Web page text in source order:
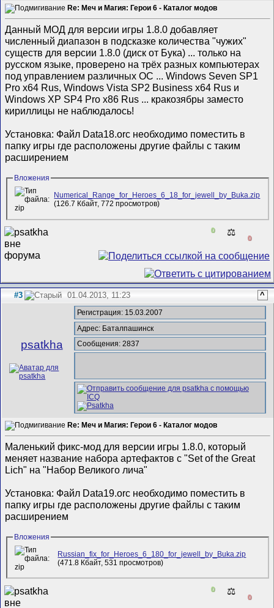
Re: Меч и Магия: Герои 6 - Каталог модов
Данный МОД для версии игры 1.8.0 добавляет
численный диапазон в подсказке количества "чужих"
существ для версии 1.8.0 (диск от Бука) ... только на
русском языке, проверено на трёх разных компьютерах
под управлением различных ОС ... Windows Seven SP1
Pro x64 Rus, Windows Vista SP2 Business x64 Rus и
Windows XP SP4 Pro x86 Rus ... кракозябры заместо
кириллицы не наблюдалось!
Установка: Файл Data18.orc необходимо поместить в
папку игры где расположены другие файлы с таким
расширением
Вложения
Numerical_Range_for_Heroes_6_18_for_jewell_by_Buka.zip
(126.7 Кбайт, 772 просмотров)
0 ⚖️
0
#3 01.04.2013, 11:23 ^
psatkha
Регистрация: 15.03.2007
Адрес: Баталпашинск
Сообщения: 2837
Re: Меч и Магия: Герои 6 - Каталог модов
Маленький фикс-мод для версии игры 1.8.0, который
меняет название набора артефактов с "Set of the Great
Lich" на "Набор Великого лича"
Установка: Файл Data19.orc необходимо поместить в
папку игры где расположены другие файлы с таким
расширением
Вложения
Russian_fix_for_Heroes_6_180_for_jewell_by_Buka.zip
(471.8 Кбайт, 531 просмотров)
0 ⚖️
0